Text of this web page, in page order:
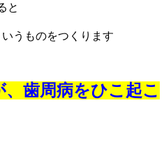
と
いうものをつくります
歯周病をひこ起こ